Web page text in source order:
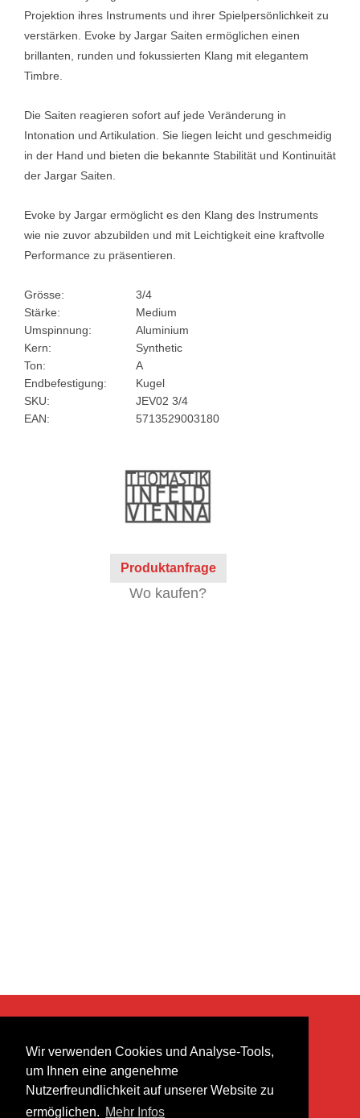
Wir verwenden Cookies und Analyse-Tools,
um Ihnen eine angenehme
Nutzerfreundlichkeit auf unserer Website zu
ermöglichen. Mehr Infos
Projektion ihres Instruments und ihrer Spielpersönlichkeit zu
verstärken. Evoke by Jargar Saiten ermöglichen einen
brillanten, runden und fokussierten Klang mit elegantem
Timbre.
Die Saiten reagieren sofort auf jede Veränderung in
Intonation und Artikulation. Sie liegen leicht und geschmeidig
in der Hand und bieten die bekannte Stabilität und Kontinuität
der Jargar Saiten.
Evoke by Jargar ermöglicht es den Klang des Instruments
wie nie zuvor abzubilden und mit Leichtigkeit eine kraftvolle
Performance zu präsentieren.
Grösse:
3/4
Stärke:
Medium
Umspinnung:
Aluminium
Kern:
Synthetic
Ton:
A
Endbefestigung:
Kugel
SKU:
JEV02 3/4
EAN:
5713529003180
Produktanfrage
Wo kaufen?
heer musik ag
Lättenstrasse 35
8952 Schlieren